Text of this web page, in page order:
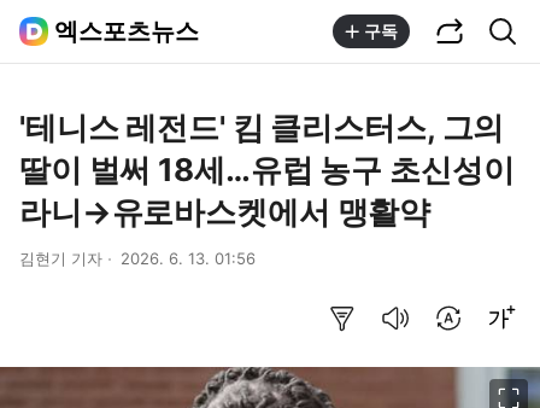
엑스포츠뉴스 구독
'테니스 레전드' 킴 클리스터스, 그의
딸이 벌써 18세…유럽 농구 초신성이
라니→유로바스켓에서 맹활약
김현기 기자 2026. 6. 13. 01:56